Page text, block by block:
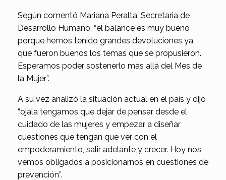
Según comentó Mariana Peralta, Secretaria de
Desarrollo Humano, “el balance es muy bueno
porque hemos tenido grandes devoluciones ya
que fueron buenos los temas que se propusieron.
Esperamos poder sostenerlo más allá del Mes de
la Mujer”.
A su vez analizó la situación actual en el país y dijo
“ojala tengamos que dejar de pensar desde el
cuidado de las mujeres y empezar a diseñar
cuestiones que tengan que ver con el
empoderamiento, salir adelante y crecer. Hoy nos
vemos obligados a posicionarnos en cuestiones de
prevención”.